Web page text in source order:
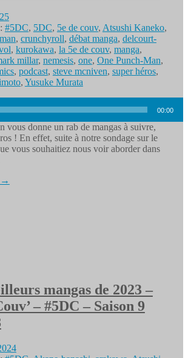
#5DC, 5DC, 5e de couv, Atsushi Kaneko,
, crunchyroll, débat manga, delcourt-
, kurokawa, la 5e de couv, manga,
millar, nemesis, one, One Punch-Man,
, podcast, steve mcniven, super héros,
, Yusuke Murata
00:00
vous donne un rab de mangas à suivre,
! En effet, suite à notre sondage sur le
vous souhaitiez nous voir aborder dans
→
mangas de 2023 –
– #5DC – Saison 9